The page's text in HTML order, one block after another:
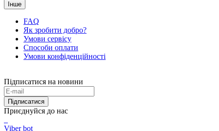
Інше
FAQ
Як зробити добро?
Умови сервісу
Способи оплати
Умови конфіденційності
Підписатися на новини
Підписатися
Приєднуйся до нас
Viber bot